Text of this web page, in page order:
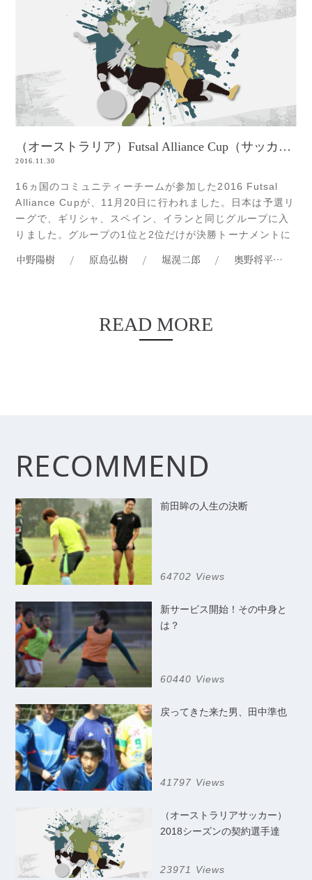
（オーストラリア）Futsal Alliance Cup（サッカー）
2016.11.30
16ヵ国のコミュニティーチームが参加した2016 Futsal
Alliance Cupが、11月20日に行われました。日本は予選リ
ーグで、ギリシャ、スペイン、イランと同じグループに入
りました。グループの1位と2位だけが決勝トーナメントに
でしょうか？続きは動画でご覧ください。動画でご覧の通
中野陽樹 / 原島弘樹 / 堀滉二郎 / 奥野将平 /
READ MORE
RECOMMEND
前田眸の人生の決断
64702 Views
新サービス開始！その中身と
は？
60440 Views
戻ってきた来た男、田中準也
41797 Views
（オーストラリアサッカー）
2018シーズンの契約選手達
23971 Views